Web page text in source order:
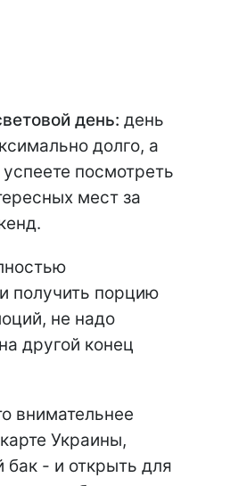
день: день
долго, а
успеете посмотреть
мест за
получить порцию
не надо
другой конец
внимательнее
Украины,
бак - и открыть для